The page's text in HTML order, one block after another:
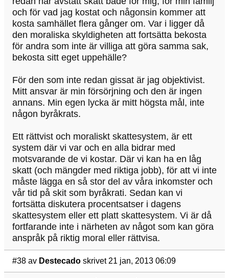
och för vad jag kostat och någonsin kommer att
kosta samhället flera gånger om. Var i ligger då
den moraliska skyldigheten att fortsätta bekosta
för andra som inte är villiga att göra samma sak,
bekosta sitt eget uppehälle?
För den som inte redan gissat är jag objektivist.
Mitt ansvar är min försörjning och den är ingen
annans. Min egen lycka är mitt högsta mål, inte
någon byråkrats.
Ett rättvist och moraliskt skattesystem, är ett
system där vi var och en alla bidrar med
motsvarande de vi kostar. Där vi kan ha en låg
skatt (och mängder med riktiga jobb), för att vi inte
måste lägga en så stor del av våra inkomster och
vår tid på skit som byråkrati. Sedan kan vi
fortsätta diskutera procentsatser i dagens
skattesystem eller ett platt skattesystem. Vi är då
fortfarande inte i närheten av något som kan göra
anspråk på riktig moral eller rättvisa.
#38 av Destecado skrivet 21 jan, 2013 06:09